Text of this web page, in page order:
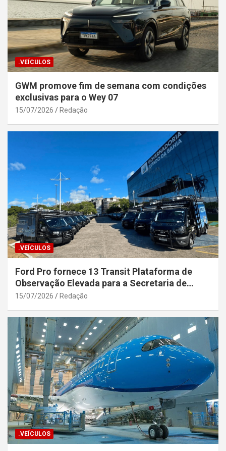
.VEÍCULOS
GWM promove fim de semana com condições
exclusivas para o Wey 07
15/07/2026 Redação
.VEÍCULOS
Ford Pro fornece 13 Transit Plataforma de
Observação Elevada para a Secretaria de
Segurança Pública da Bahia
15/07/2026 Redação
.VEÍCULOS